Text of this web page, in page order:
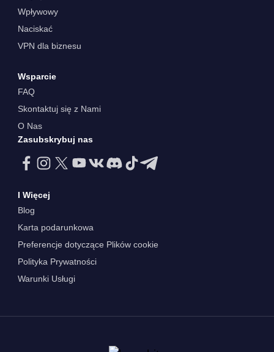
Wpływowy
Naciskać
VPN dla biznesu
Wsparcie
FAQ
Skontaktuj się z Nami
O Nas
Zasubskrybuj nas
I Więcej
Blog
Karta podarunkowa
Preferencje dotyczące Plików cookie
Polityka Prywatności
Warunki Usługi